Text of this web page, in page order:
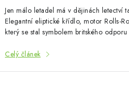
Jen málo letadel má v dějinách letectví
Elegantní eliptické křídlo, motor Rolls-
který se stal symbolem britského
Celý článek